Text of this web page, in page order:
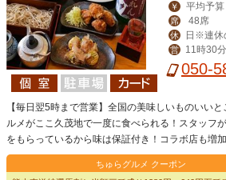
￥ 平均予
席 48席
休
は翌日
営
11時30
飲み対応）
050-
【毎日翌5時まで営業】全国の美味しいものいい
ルメがここ久茂地で一度に食べられる！スタッフ
をもらっているから味は保証付き！コラボ店も増加
ちゅらグルメ クーポン